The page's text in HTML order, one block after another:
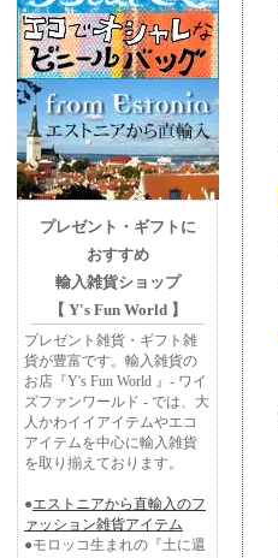
プレゼント・ギフトに
おすすめ
輸入雑貨ショップ
【 Y's Fun World 】
プレゼント雑貨・ギフト雑
貨が豊富です。輸入雑貨の
お店『Y's Fun World 』- ワイ
ズファンワールド - では、大
人かわイイアイテムやエコ
アイテムを中心に輸入雑貨
を取り揃えております。
●エストニアから直輸入のフ
ァッション雑貨アイテム
●モロッコ生まれの『土に還